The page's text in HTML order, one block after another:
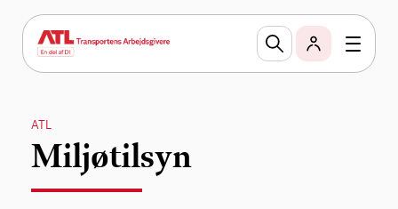
ATL
Miljøtilsyn